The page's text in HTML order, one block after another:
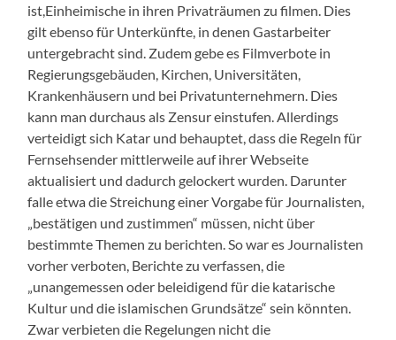
ist,Einheimische in ihren Privaträumen zu filmen. Dies
gilt ebenso für Unterkünfte, in denen Gastarbeiter
untergebracht sind. Zudem gebe es Filmverbote in
Regierungsgebäuden, Kirchen, Universitäten,
Krankenhäusern und bei Privatunternehmern. Dies
kann mandurchaus als Zensur einstufen. Allerdings
verteidigt sich Katar und behauptet, dass die Regeln für
Fernsehsender mittlerweile auf ihrer Webseite
aktualisiert und dadurch gelockert wurden. Darunter
falle etwa die Streichung einer Vorgabe für Journalisten,
„bestätigen und zustimmen“ müssen, nicht über
bestimmte Themen zu berichten. So war es Journalisten
vorher verboten, Berichte zu verfassen, die
„unangemessen oder beleidigend für die katarische
Kultur und die islamischen Grundsätze“ sein könnten.
Zwar verbieten die Regelungen nicht die